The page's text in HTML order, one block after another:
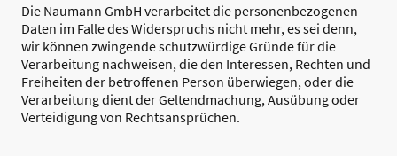
Die Naumann GmbH verarbeitet die personenbezogenen
Daten im Falle des Widerspruchs nicht mehr, es sei denn,
wir können zwingende schutzwürdige Gründe für die
Verarbeitung nachweisen, die den Interessen, Rechten und
Freiheiten der betroffenen Person überwiegen, oder die
Verarbeitung dient der Geltendmachung, Ausübung oder
Verteidigung von Rechtsansprüchen.